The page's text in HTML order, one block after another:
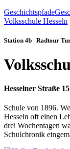
Geschichtspfade
Volksschule Hesseln
Station 4b | Radtour
Hesselner Straße 15
Schule von 1896.
Hesseln oft einen
drei Wochentagen
Schulchronik